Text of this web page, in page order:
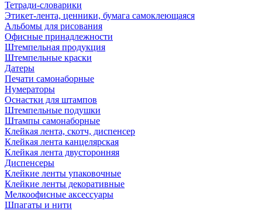
Тетради-словарики
Этикет-лента, ценники, бумага самоклеющаяся
Альбомы для рисования
Офисные принадлежности
Штемпельная продукция
Штемпельные краски
Датеры
Печати самонаборные
Нумераторы
Оснастки для штампов
Штемпельные подушки
Штампы самонаборные
Клейкая лента, скотч, диспенсер
Клейкая лента канцелярская
Клейкая лента двусторонняя
Диспенсеры
Клейкие ленты упаковочные
Клейкие ленты декоративные
Мелкоофисные аксессуары
Шпагаты и нити